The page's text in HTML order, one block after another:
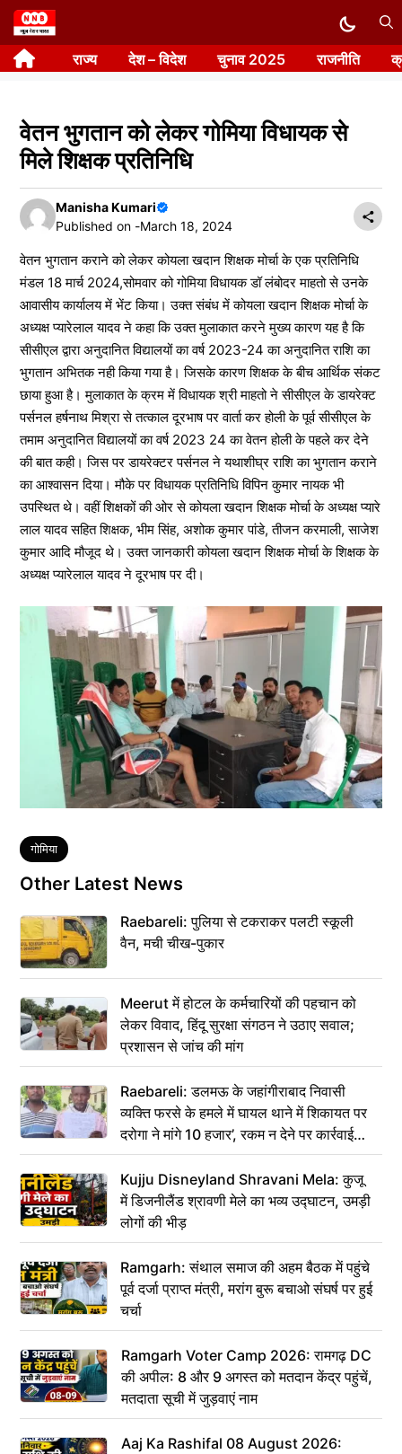
Skip
to
content राज्य देश – विदेश चुनाव 2025 राजनीति
वेतन भुगतान को लेकर गोमिया विधायक से
मिले शिक्षक प्रतिनिधि
Manisha Kumari
Published on -March 18, 2024
वेतन भुगतान कराने को लेकर कोयला खदान शिक्षक मोर्चा के एक प्रतिनिधि
मंडल 18 मार्च 2024,सोमवार को गोमिया विधायक डॉ लंबोदर माहतो से उनके
आवासीय कार्यालय में भेंट किया। उक्त संबंध में कोयला खदान शिक्षक मोर्चा के
अध्यक्ष प्यारेलाल यादव ने कहा कि उक्त मुलाकात करने मुख्य कारण यह है कि
सीसीएल द्वारा अनुदानित विद्यालयों का वर्ष 2023-24 का अनुदानित राशि का
भुगतान अभितक नही किया गया है। जिसके कारण शिक्षक के बीच आर्थिक संकट
छाया हुआ है। मुलाकात के क्रम में विधायक श्री माहतो ने सीसीएल के डायरेक्ट
पर्सनल हर्षनाथ मिश्रा से तत्काल दूरभाष पर वार्ता कर होली के पूर्व सीसीएल के
तमाम अनुदानित विद्यालयों का वर्ष 2023 24 का वेतन होली के पहले कर देने
की बात कही। जिस पर डायरेक्टर पर्सनल ने यथाशीघ्र राशि का भुगतान कराने
का आश्वासन दिया। मौके पर विधायक प्रतिनिधि विपिन कुमार नायक भी
उपस्थित थे। वहीं शिक्षकों की ओर से कोयला खदान शिक्षक मोर्चा के अध्यक्ष प्यारे
लाल यादव सहित शिक्षक, भीम सिंह, अशोक कुमार पांडे, तीजन करमाली, साजेश
कुमार आदि मौजूद थे। उक्त जानकारी कोयला खदान शिक्षक मोर्चा के शिक्षक के
अध्यक्ष प्यारेलाल यादव ने दूरभाष पर दी।
Tags
गोमिया
Other Latest News
Raebareli: पुलिया से टकराकर पलटी स्कूली
वैन, मची चीख-पुकार
Meerut में होटल के कर्मचारियों की पहचान को
लेकर विवाद, हिंदू सुरक्षा संगठन ने उठाए सवाल;
प्रशासन से जांच की मांग
Raebareli: डलमऊ के जहांगीराबाद निवासी
व्यक्ति फरसे के हमले में घायल थाने में शिकायत पर
दरोगा ने मांगे 10 हजार’, रकम न देने पर कार्रवाई
ठंडी!
Kujju Disneyland Shravani Mela: कुजू
में डिजनीलैंड श्रावणी मेले का भव्य उद्घाटन, उमड़ी
लोगों की भीड़
Ramgarh: संथाल समाज की अहम बैठक में पहुंचे
पूर्व दर्जा प्राप्त मंत्री, मरांग बुरू बचाओ संघर्ष पर हुई
चर्चा
Ramgarh Voter Camp 2026: रामगढ़ DC
की अपील: 8 और 9 अगस्त को मतदान केंद्र पहुंचें,
मतदाता सूची में जुड़वाएं नाम
Aaj Ka Rashifal 08 August 2026: